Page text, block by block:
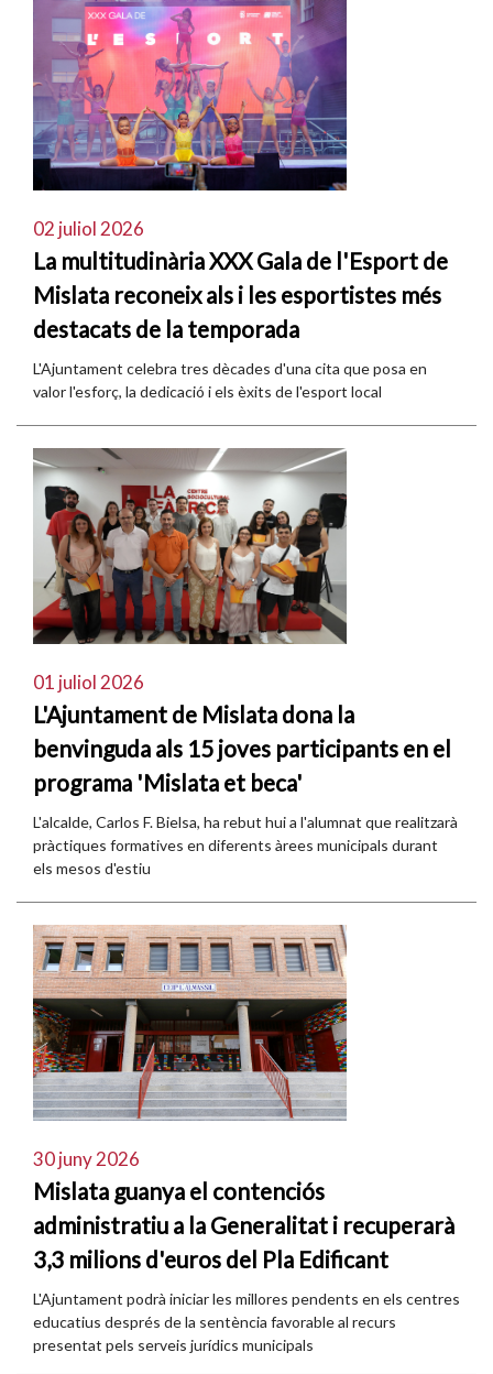
02 juliol 2026
La multitudinària XXX Gala de l'Esport de
Mislata reconeix als i les esportistes més
destacats de la temporada
L'Ajuntament celebra tres dècades d'una cita que posa en
valor l'esforç, la dedicació i els èxits de l'esport local
01 juliol 2026
L'Ajuntament de Mislata dona la
benvinguda als 15 joves participants en el
programa 'Mislata et beca'
L'alcalde, Carlos F. Bielsa, ha rebut hui a l'alumnat que realitzarà
pràctiques formatives en diferents àrees municipals durant
els mesos d'estiu
30 juny 2026
Mislata guanya el contenciós
administratiu a la Generalitat i recuperarà
3,3 milions d'euros del Pla Edificant
L'Ajuntament podrà iniciar les millores pendents en els centres
educatius després de la sentència favorable al recurs
presentat pels serveis jurídics municipals